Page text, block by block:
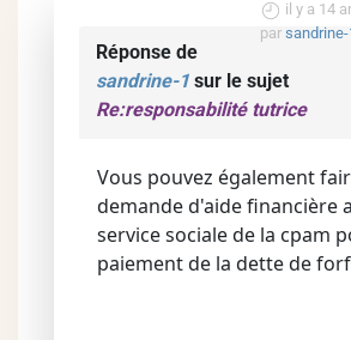
il y a 14
par sandrine-
Réponse de
sandrine-1 sur le sujet
Re:responsabilité tutrice
Vous pouvez également
demande d'aide financière
service sociale de la cpam
paiement de la dette de